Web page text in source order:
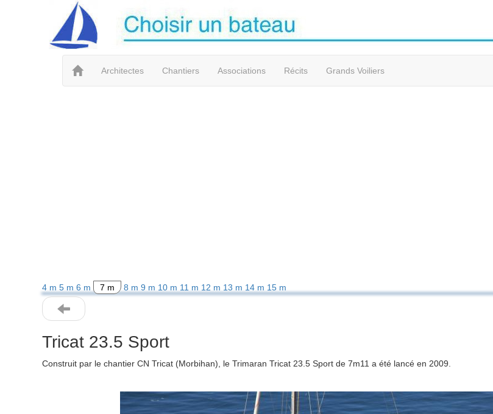
Architectes Chantiers Associations Récits Grands Voiliers
4 m 5 m 6 m 7 m 8 m 9 m 10 m 11 m 12 m 13 m 14 m 15 m
Tricat 23.5 Sport
Construit par le chantier CN Tricat (Morbihan), le Trimaran Tricat 23.5 Sport de 7m11 a été lancé en 2009.
Previous